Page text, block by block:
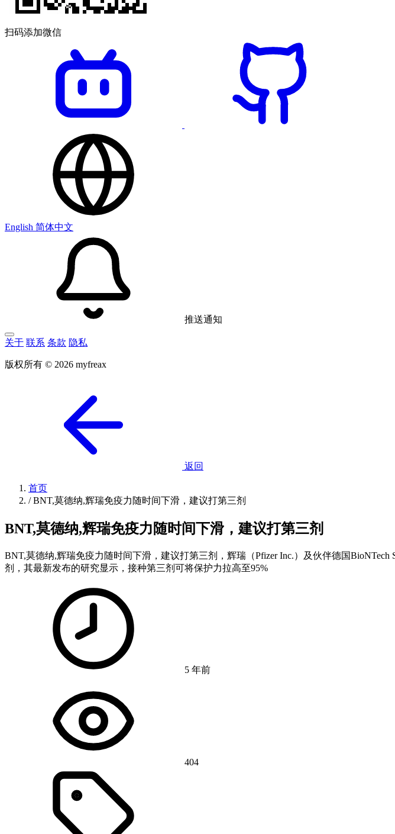
扫码添加微信
English 简体中文
推送通知
关于 联系 条款 隐私
版权所有 © 2026 myfreax
返回
首页
/ BNT,莫德纳,辉瑞免疫力随时间下滑，建议打第三剂
BNT,莫德纳,辉瑞免疫力随时间下滑，建议打第三剂
BNT,莫德纳,辉瑞免疫力随时间下滑，建议打第三剂，辉瑞（Pfizer Inc.）及伙伴德国
剂，其最新发布的研究显示，接种第三剂可将保护力拉高至95%
5 年前
404